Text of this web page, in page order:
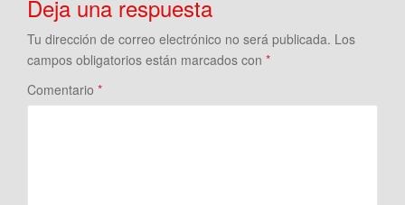
Deja una respuesta
Tu dirección de correo electrónico no será publicada. Los
campos obligatorios están marcados con *
Comentario *